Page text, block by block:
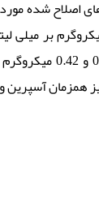
بودند. حدود